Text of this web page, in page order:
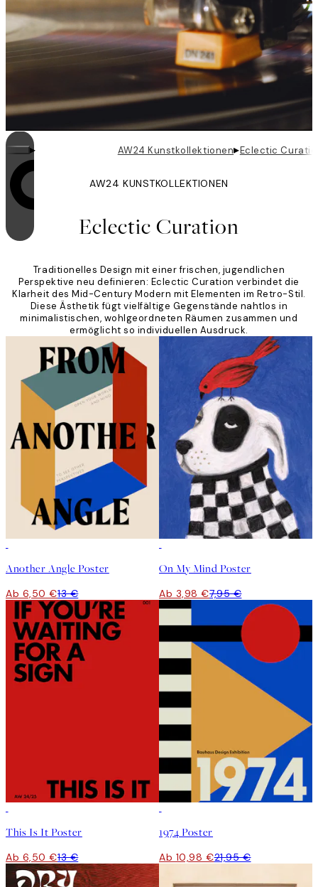
Videoschleifen sind eingeschaltet
▸ AW24 Kunstkollektionen▸Eclectic
AW24 KUNSTKOLLEKTIONEN
Eclectic Curation
Traditionelles Design mit einer frischen, jugendlichen
Perspektive neu definieren: Eclectic Curation verbindet die
Klarheit des Mid-Century Modern mit Elementen im Retro-Stil.
Diese Ästhetik fügt vielfältige Gegenstände nahtlos in
minimalistischen, wohlgeordneten Räumen zusammen und
ermöglicht so individuellen Ausdruck.
Another Angle Poster
Ab 6,50 €13 €
On My Mind Poster
Ab 3,98 €7,95 €
This Is It Poster
Ab 6,50 €13 €
1974 Poster
Ab 10,98 €21,95 €